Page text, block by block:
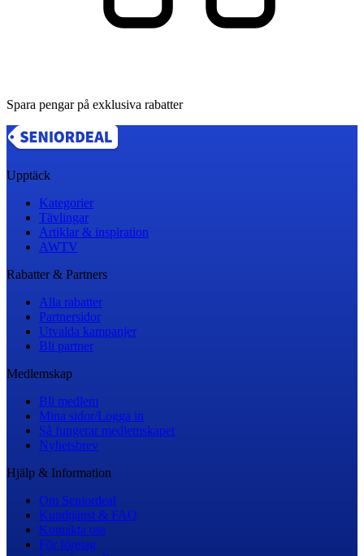
Spara pengar på exklusiva rabatter
Upptäck
Kategorier
Tävlingar
Artiklar & inspiration
AWTV
Rabatter & Partners
Alla rabatter
Partnersidor
Utvalda kampanjer
Bli partner
Medlemskap
Bli medlem
Mina sidor/Logga in
Så fungerar medlemskapet
Nyhetsbrev
Hjälp & Information
Om Seniordeal
Kundtjänst & FAQ
Kontakta oss
För företag